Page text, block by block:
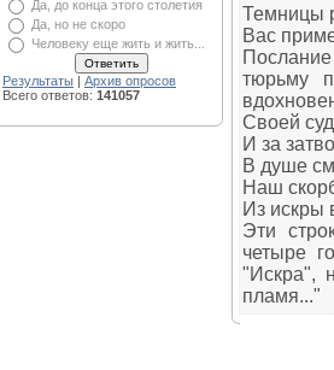
Да, до конца этого столетия
Да, но не скоро
Человеку еще жить и жить...
Результаты | Архив опросов
Всего ответов: 141057
Темницы
Вас
тюрьму
Своей
И за
В душе
Наш
Из искры
Эти
четыре
"Искра",
пламя..."